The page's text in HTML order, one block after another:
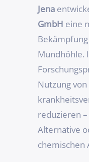
Jena
GmbH eine
Mundhöhle.
Nutzung
reduzieren
Alternative
chemischen